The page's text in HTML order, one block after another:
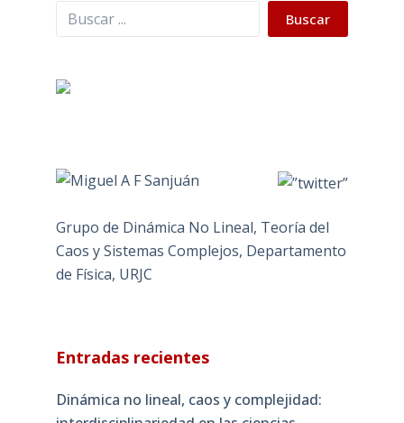
Buscar Buscar
Grupo de Dinámica No Lineal, Teoría del
Caos y Sistemas Complejos, Departamento
de Física, URJC
Entradas recientes
Dinámica no lineal, caos y complejidad: